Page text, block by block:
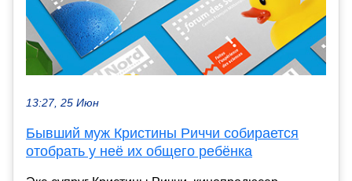
13:27, 25 Июн
Бывший муж Кристины Риччи собирается
отобрать у неё их общего ребёнка